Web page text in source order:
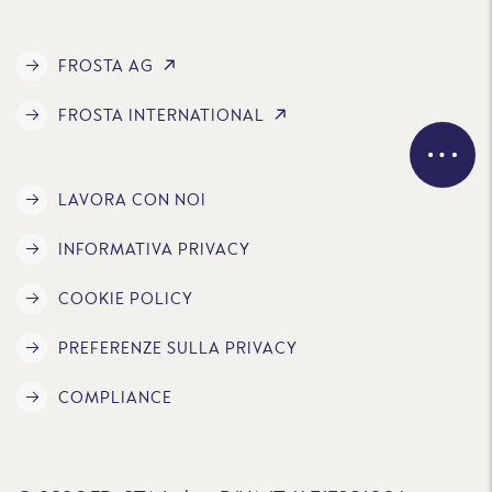
FROSTA AG
FROSTA INTERNATIONAL
LAVORA CON NOI
INFORMATIVA PRIVACY
COOKIE POLICY
PREFERENZE SULLA PRIVACY
COMPLIANCE